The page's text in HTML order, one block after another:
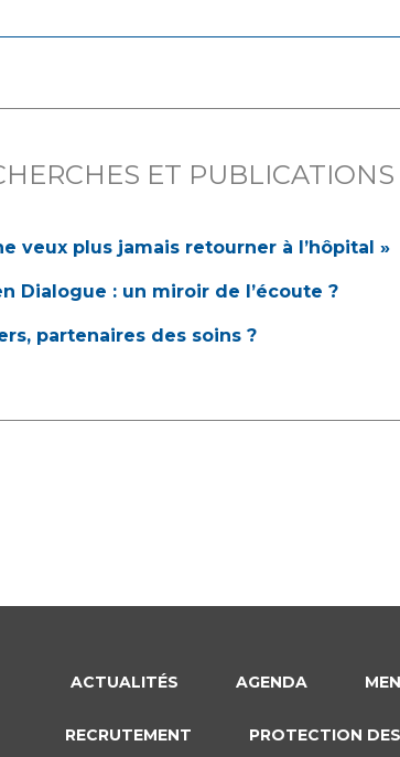
ET PUBLICATIONS
veux plus jamais retourner à l’hôpital »
Dialogue : un miroir de l’écoute ?
partenaires des soins ?
ACTUALITÉS AGENDA
RECRUTEMENT PROTECTION